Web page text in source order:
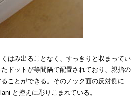
はみ出ることなく、すっきりと収まってい
ドットが等間隔で配置されており、親指の
ことができる。そのノック面の反対側に
と控えに彫りこまれている。